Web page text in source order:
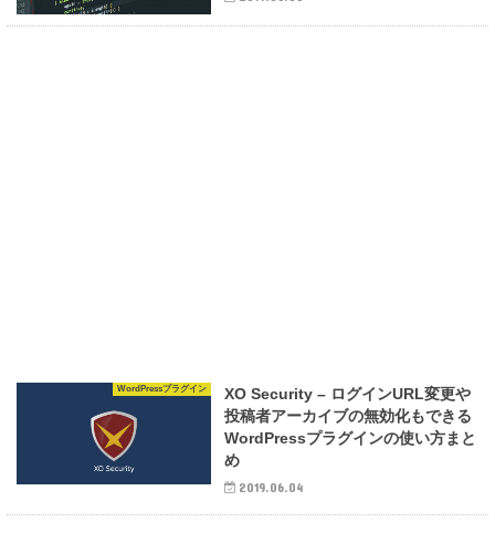
WordPressプラグイン
XO Security – ログインURL変更や
投稿者アーカイブの無効化もできる
WordPressプラグインの使い方まと
め
2019.06.04